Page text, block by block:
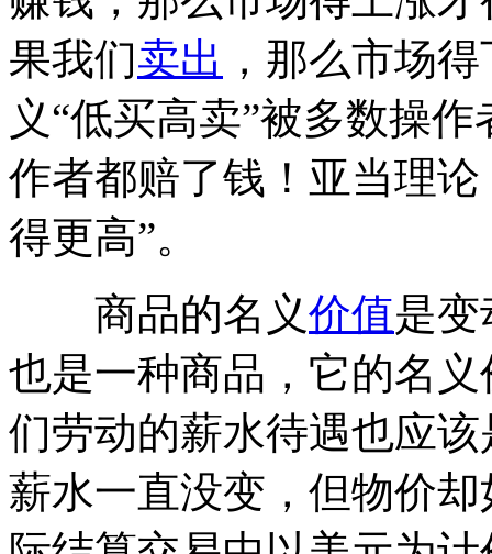
果我们卖出 ，那么市场
义“低买高卖”被多数操
作者都赔了钱！亚当理
得更高”。
商品的名义价值是
也是一种商品，它的名
们劳动的薪水待遇也应
薪水一直没变，但物价